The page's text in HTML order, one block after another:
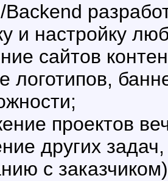
и настройку
сайтов
логотипов,
проектов
других
с